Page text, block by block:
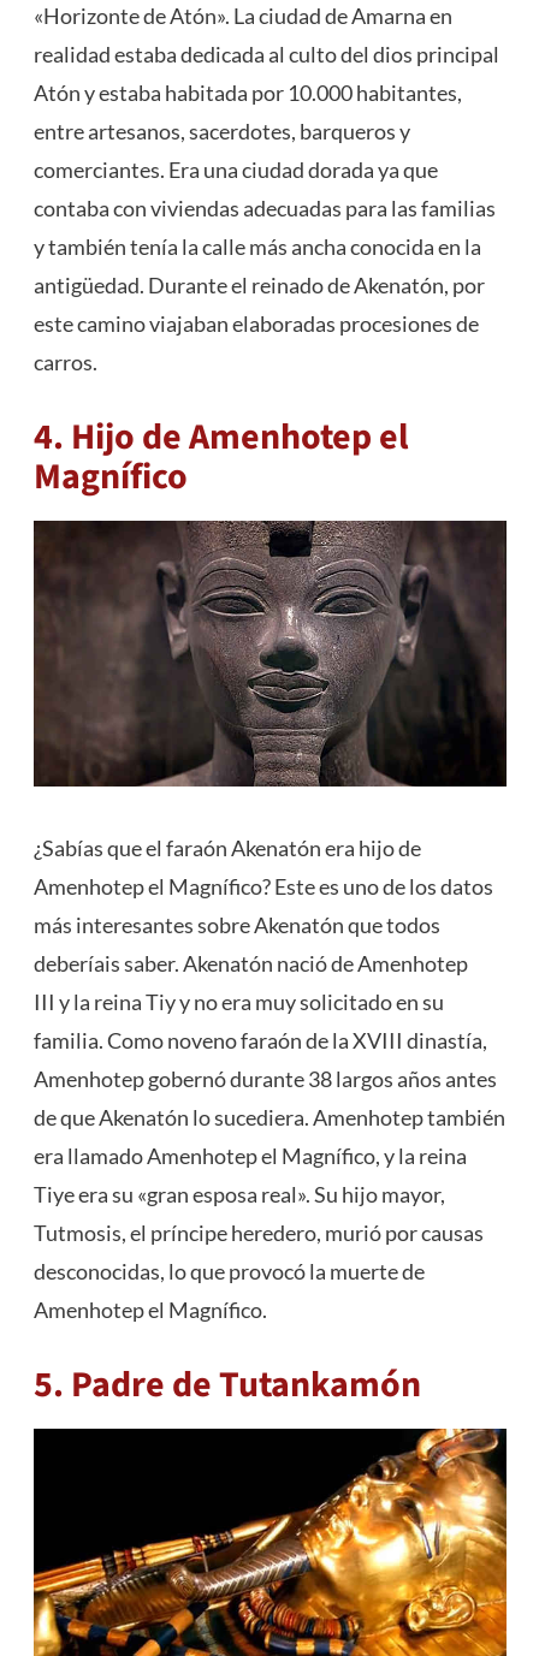
«Horizonte de Atón». La ciudad de Amarna en
realidad estaba dedicada al culto del dios principal
Atón y estaba habitada por 10.000 habitantes,
entre artesanos, sacerdotes, barqueros y
comerciantes. Era una ciudad dorada ya que
contaba con viviendas adecuadas para las familias
y también tenía la calle más ancha conocida en la
antigüedad. Durante el reinado de Akenatón, por
este camino viajaban elaboradas procesiones de
carros.
4. Hijo de Amenhotep el
Magnífico
¿Sabías que el faraón Akenatón era hijo de
Amenhotep el Magnífico? Este es uno de los datos
más interesantes sobre Akenatón que todos
deberíais saber. Akenatón nació de Amenhotep
III y la reina Tiy y no era muy solicitado en su
familia. Como noveno faraón de la XVIII dinastía,
Amenhotep gobernó durante 38 largos años antes
de que Akenatón lo sucediera. Amenhotep también
era llamado Amenhotep el Magnífico, y la reina
Tiye era su «gran esposa real». Su hijo mayor,
Tutmosis, el príncipe heredero, murió por causas
desconocidas, lo que provocó la muerte de
Amenhotep el Magnífico.
5. Padre de Tutankamón